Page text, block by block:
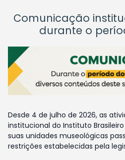
Comunicação
durante o
Desde 4 de julho de 2026, as
institucional do Instituto
suas unidades museológicas
restrições estabelecidas pela